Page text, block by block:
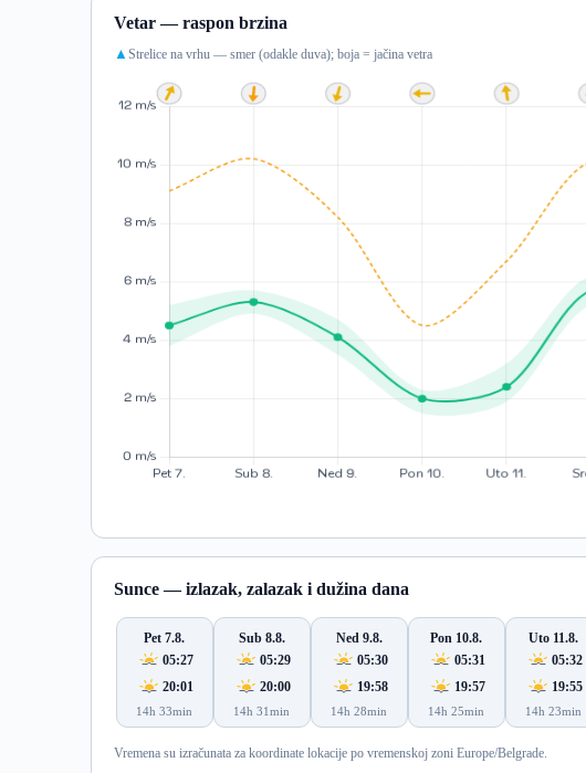
Vetar — raspon brzina
▲Strelice na vrhu — smer (odakle duva); boja = jačina vetra
Sunce — izlazak, zalazak i dužina dana
Pet 7.8.
05:27
20:01
14h 33min
Sub 8.8.
05:29
20:00
14h 31min
Ned 9.8.
05:30
19:58
14h 28min
Pon 10.8.
05:31
19:57
14h 25min
Uto 11.8.
05:32
19:55
14h 23min
Vremena su izračunata za koordinate lokacije po vremenskoj zoni Europe/Belgrade.